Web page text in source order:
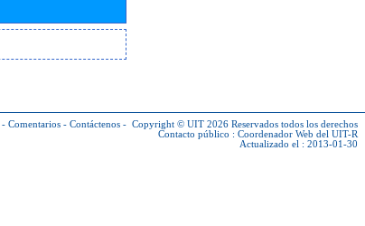
- Comentarios - Contáctenos - Copyright © UIT 2026 Reservados todos los derechos
Contacto público : Coordenador Web del UIT-R
Actualizado el : 2013-01-30